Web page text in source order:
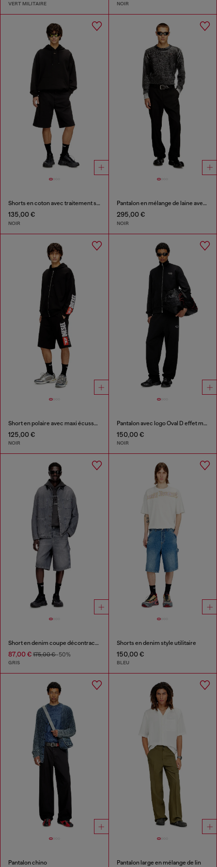
VERT MILITAIRE NOIR
Shorts en coton avec traitement stonewash
135,00 €
NOIR
Pantalon en mélange de laine avec étiquette en métal
295,00 €
NOIR
Short en polaire avec maxi écusson logo
125,00 €
NOIR
Pantalon avec logo Oval D effet métal
150,00 €
NOIR
Short en denim coupe décontractée
87,00 € 175,00 €-50%
GRIS
Shorts en denim style utilitaire
150,00 €
BLEU
Pantalon chino Pantalon large en mélange de lin